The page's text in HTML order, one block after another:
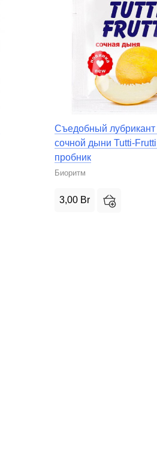
Съедобный лубрикант
сочной дыни Tutti-
пробник
Биоритм
3,00 Br